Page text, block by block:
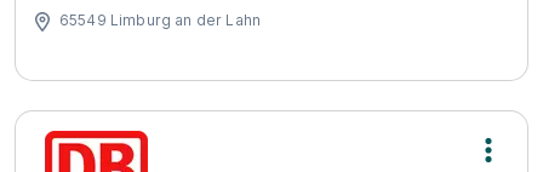
65549 Limburg an der Lahn